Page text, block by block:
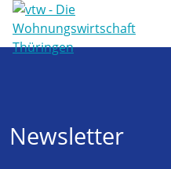
Newsletter